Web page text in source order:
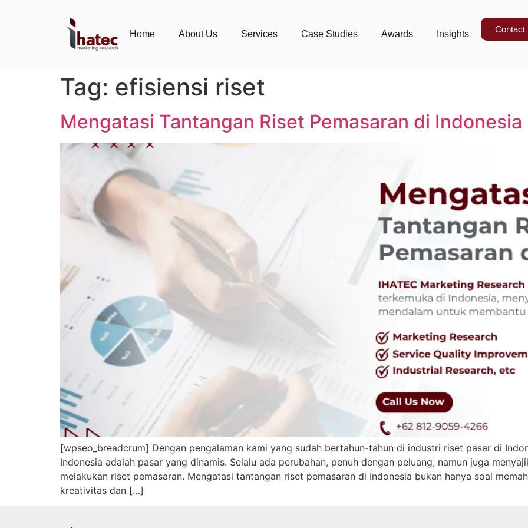
Home About Us Services Case Studies Awards Insights Contact
Tag: efisiensi riset
Mengatasi Tantangan Riset Pemasaran di Indonesia
[wpseo_breadcrum] Dengan pengalaman kami yang sudah bertahun-tahun di industri riset pasar di
Indonesia adalah pasar yang dinamis. Selalu ada perubahan, penuh dengan peluang, namun juga
melakukan riset pemasaran. Mengatasi tantangan riset pemasaran di Indonesia bukan hanya soal
kreativitas dan […]